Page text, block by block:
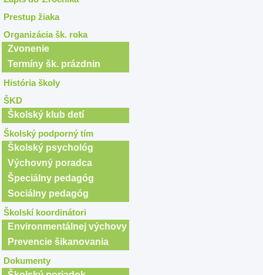
Prestup žiaka
Organizácia šk. roka
Zvonenie
Termíny šk. prázdnin
História školy
ŠKD
Školský klub detí
Školský podporný tím
Školský psychológ
Výchovný poradca
Špeciálny pedagóg
Sociálny pedagóg
Školskí koordinátori
Environmentálnej výchovy
Prevencie šikanovania
Dokumenty